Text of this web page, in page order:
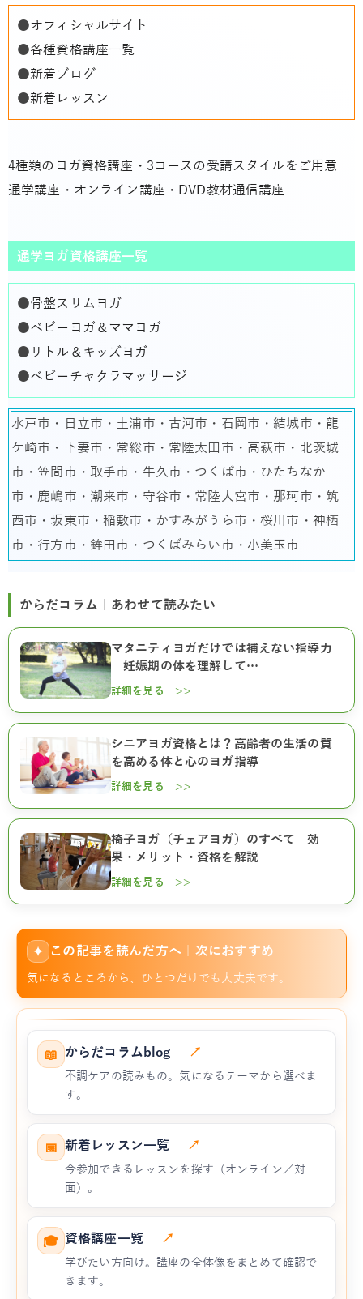
●オフィシャルサイト
●各種資格講座一覧
●新着ブログ
●新着レッスン
4種類のヨガ資格講座・3コースの受講スタイルをご用意
通学講座・オンライン講座・DVD教材通信講座
通学ヨガ資格講座一覧
●骨盤スリムヨガ
●ベビーヨガ＆ママヨガ
● リトル＆キッズヨガ
●ベビーチャクラマッサージ
水戸市・日立市・土浦市・古河市・石岡市・結城市・龍
ケ崎市・下妻市・常総市・常陸太田市・高萩市・北茨城
市・笠間市・取手市・牛久市・つくば市・ひたちなか
市・鹿嶋市・潮来市・守谷市・常陸大宮市・那珂市・筑
西市・坂東市・稲敷市・かすみがうら市・桜川市・神栖
市・行方市・鉾田市・つくばみらい市・小美玉市
からだコラム｜あわせて読みたい
マタニティヨガだけでは補えない指導力
｜妊娠期の体を理解して…
詳細を見る >>
シニアヨガ資格とは？高齢者の生活の質
を高める体と心のヨガ指導
詳細を見る >>
椅子ヨガ（チェアヨガ）のすべて｜効
果・メリット・資格を解説
詳細を見る >>
✦ この記事を読んだ方へ｜次におすすめ
気になるところから、ひとつだけでも大丈夫です。
📖 からだコラムblog ↗
不調ケアの読みもの。気になるテーマから選べま
す。
📅 新着レッスン一覧 ↗
今参加できるレッスンを探す（オンライン／対
面）。
🎓 資格講座一覧 ↗
学びたい方向け。講座の全体像をまとめて確認で
きます。